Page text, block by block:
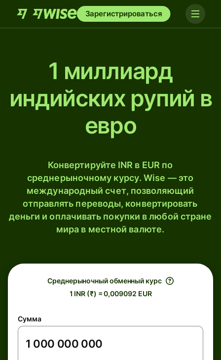
Зарегистрироваться
1 миллиард
индийских рупий в
евро
Конвертируйте INR в EUR по
среднерыночному курсу. Wise — это
международный счет, позволяющий
отправлять переводы, конвертировать
деньги и оплачивать покупки в любой стране
мира в местной валюте.
Среднерыночный обменный курс
1 INR (₹) = 0,009092 EUR
Сумма